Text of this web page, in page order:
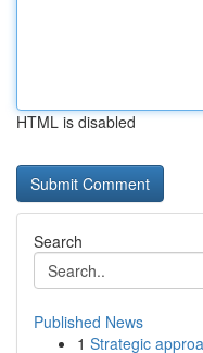
HTML is disabled
Search
Published News
1 Strategic